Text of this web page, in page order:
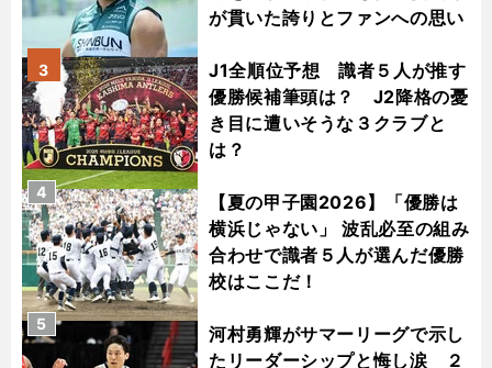
が貫いた誇りとファンへの思い
J1全順位予想 識者５人が推す
優勝候補筆頭は？ J2降格の憂
き目に遭いそうな３クラブと
は？
3
【夏の甲子園2026】「優勝は
横浜じゃない」 波乱必至の組み
合わせで識者５人が選んだ優勝
校はここだ！
4
河村勇輝がサマーリーグで示し
たリーダーシップと悔し涙 ２
5